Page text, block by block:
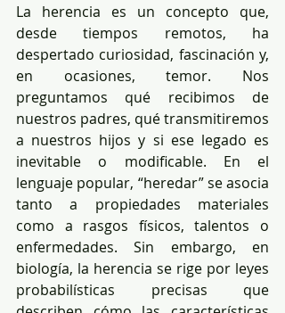
La herencia es un concepto que,
desde tiempos remotos, ha
despertado curiosidad, fascinación y,
en ocasiones, temor. Nos
preguntamos qué recibimos de
nuestros padres, qué transmitiremos
a nuestros hijos y si ese legado es
inevitable o modificable. En el
lenguaje popular, “heredar” se asocia
tanto a propiedades materiales
como a rasgos físicos, talentos o
enfermedades. Sin embargo, en
biología, la herencia se rige por leyes
probabilísticas precisas que